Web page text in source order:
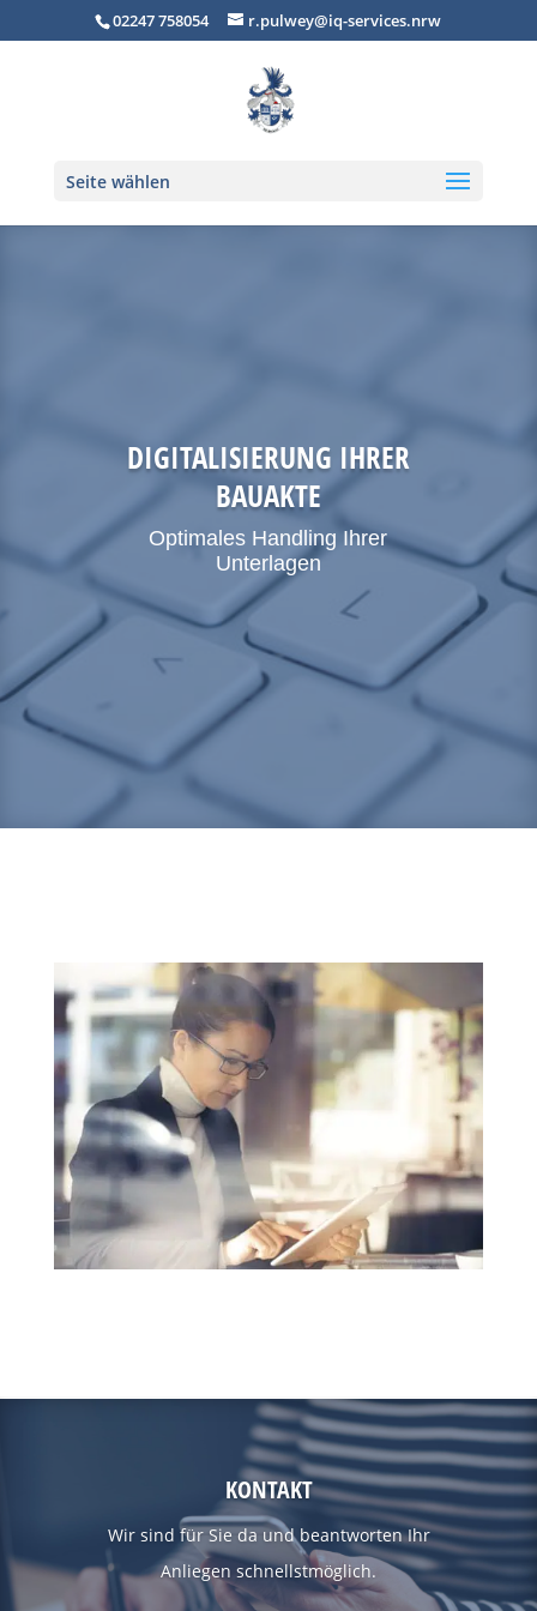
02247 758054 r.pulwey@iq-services.nrw
Seite wählen
DIGITALISIERUNG IHRER
BAUAKTE
Optimales Handling Ihrer
Unterlagen
KONTAKT
Wir sind für Sie da und beantworten Ihr
Anliegen schnellstmöglich.